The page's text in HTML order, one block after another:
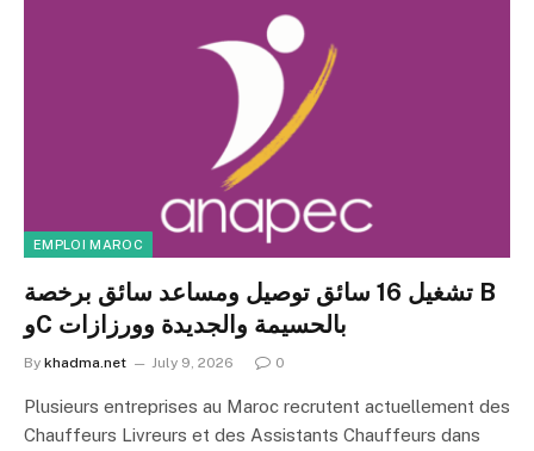
EMPLOI MAROC
تشغيل 16 سائق توصيل ومساعد سائق برخصة B
وC بالحسيمة والجديدة وورزازات
By khadma.net July 9, 2026 0
Plusieurs entreprises au Maroc recrutent actuellement des
Chauffeurs Livreurs et des Assistants Chauffeurs dans